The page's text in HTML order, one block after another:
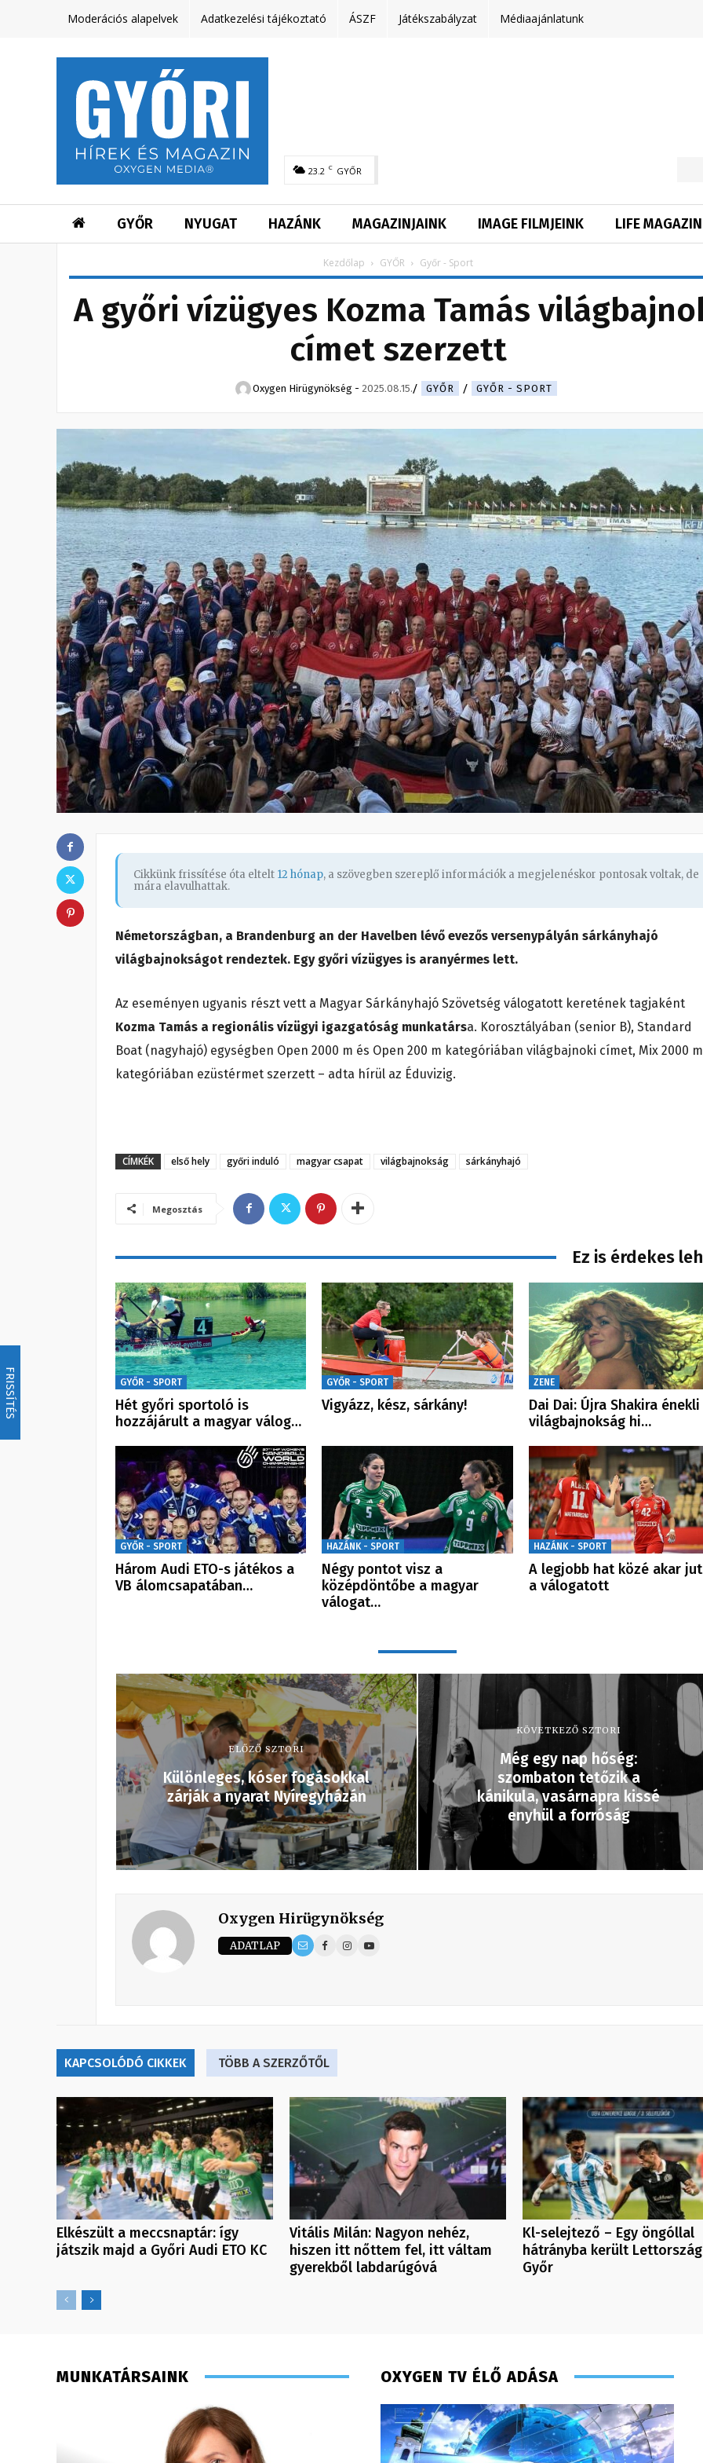
FRISSÍTÉS
Moderációs alapelvek Adatkezelési tájékoztató ÁSZF Játékszabályzat Médiaajánlatunk
23.2 C GYŐR
GYŐR NYUGAT HAZÁNK MAGAZINJAINK IMAGE FILMJEINK LIFE MAGAZIN
Kezdőlap GYŐR Győr - Sport
A győri vízügyes Kozma Tamás
címet szerzett
Oxygen Hirügynökség - 2025.08.15. GYŐR GYŐR - SPORT
Cikkünk frissítése óta eltelt 12 hónap, a szövegben szereplő információk a megjelenéskor pontosak voltak, de
mára elavulhattak.
Németországban, a Brandenburg an der Havelben lévő evezős versenypályán sárkányhajó
világbajnokságot rendeztek. Egy győri vízügyes is aranyérmes lett.
Az eseményen ugyanis részt vett a Magyar Sárkányhajó Szövetség válogatott keretének tagjaként
Kozma Tamás a regionális vízügyi igazgatóság munkatársa. Korosztályában (senior B), Standard
Boat (nagyhajó) egységben Open 2000 m és Open 200 m kategóriában világbajnoki címet, Mix 2000 m
kategóriában ezüstérmet szerzett – adta hírül az Éduvizig.
CÍMKÉK első hely győri induló magyar csapat világbajnokság sárkányhajó
Megosztás
Ez is érdekes
GYŐR - SPORT
Hét győri sportoló is
hozzájárult a magyar válog…
GYŐR - SPORT
Vigyázz, kész, sárkány!
ZENE
Dai Dai: Újra Shakira énekli
világbajnokság hi…
GYŐR - SPORT
Három Audi ETO-s játékos a
VB álomcsapatában…
HAZÁNK - SPORT
Négy pontot visz a
középdöntőbe a magyar
válogat…
HAZÁNK - SPORT
A legjobb hat közé akar
a válogatott
ELŐZŐ SZTORI
Különleges, kóser fogásokkal
zárják a nyarat Nyíregyházán
KÖVETKEZŐ SZTORI
Még egy nap hőség:
szombaton tetőzik a
kánikula, vasárnapra kissé
enyhül a forróság
Oxygen Hirügynökség
ADATLAP
KAPCSOLÓDÓ CIKKEK TÖBB A SZERZŐTŐL
Elkészült a meccsnaptár: így
játszik majd a Győri Audi ETO KC
Vitális Milán: Nagyon nehéz,
hiszen itt nőttem fel, itt váltam
gyerekből labdarúgóvá
Kl-selejtező – Egy öngóllal
hátrányba került
Győr
MUNKATÁRSAINK OXYGEN TV ÉLŐ ADÁSA